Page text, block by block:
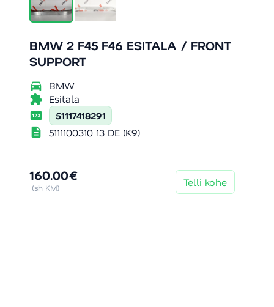
BMW 2 F45 F46 ESITALA / FRONT
SUPPORT
directions_car BMW
extension Esitala
pin 51117418291
description 5111100310 13 DE (K9)
160.00€
(sh KM) Telli kohe